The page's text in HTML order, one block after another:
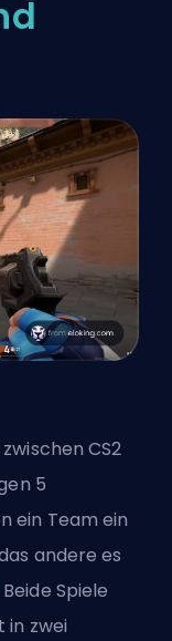
CS2
5
ein Team ein
andere es
Spiele
in zwei